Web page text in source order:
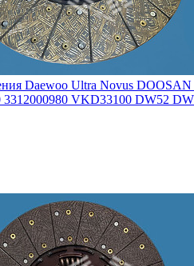
Daewoo Ultra Novus
3312000980 VKD33100 DW52